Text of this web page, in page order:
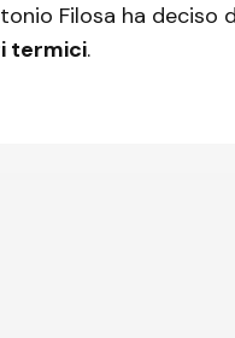
Filosa ha deciso
termici.